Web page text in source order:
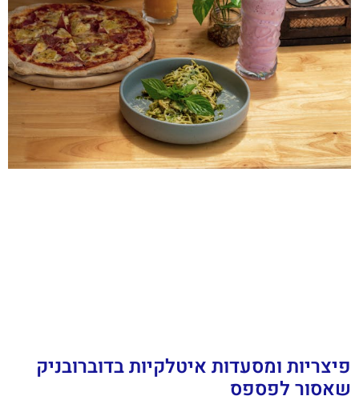
פיצריות ומסעדות איטלקיות בדוברובניק
שאסור לפספס